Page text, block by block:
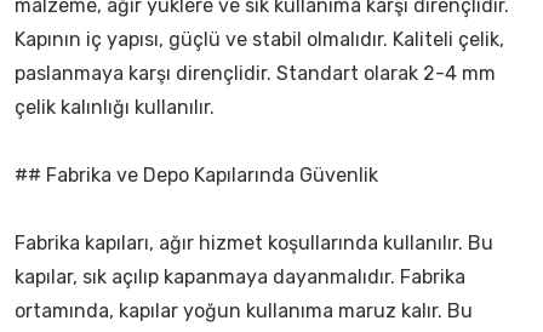
malzeme, ağır yüklere ve sık kullanıma karşı dirençlidir.
Kapının iç yapısı, güçlü ve stabil olmalıdır. Kaliteli çelik,
paslanmaya karşı dirençlidir. Standart olarak 2-4 mm
çelik kalınlığı kullanılır.
## Fabrika ve Depo Kapılarında Güvenlik
Fabrika kapıları, ağır hizmet koşullarında kullanılır. Bu
kapılar, sık açılıp kapanmaya dayanmalıdır. Fabrika
ortamında, kapılar yoğun kullanıma maruz kalır. Bu